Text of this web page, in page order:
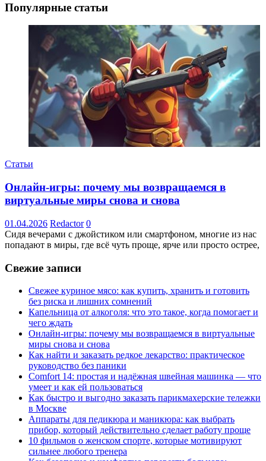
Популярные статьи
Статьи
Онлайн-игры: почему мы возвращаемся в
виртуальные миры снова и снова
01.04.2026 Redactor 0
Сидя вечерами с джойстиком или смартфоном, многие из нас
попадают в миры, где всё чуть проще, ярче или просто острее,
Свежие записи
Свежее куриное мясо: как купить, хранить и готовить
без риска и лишних сомнений
Капельница от алкоголя: что это такое, когда помогает и
чего ждать
Онлайн-игры: почему мы возвращаемся в виртуальные
миры снова и снова
Как найти и заказать редкое лекарство: практическое
руководство без паники
Comfort 14: простая и надёжная швейная машинка — что
умеет и как ей пользоваться
Как быстро и выгодно заказать парикмахерские тележки
в Москве
Аппараты для педикюра и маникюра: как выбрать
прибор, который действительно сделает работу проще
10 фильмов о женском спорте, которые мотивируют
сильнее любого тренера